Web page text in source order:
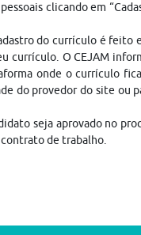
clicando em
do currículo é feito
currículo. O CEJAM
onde o currículo
do provedor do site ou
seja aprovado no
de trabalho.